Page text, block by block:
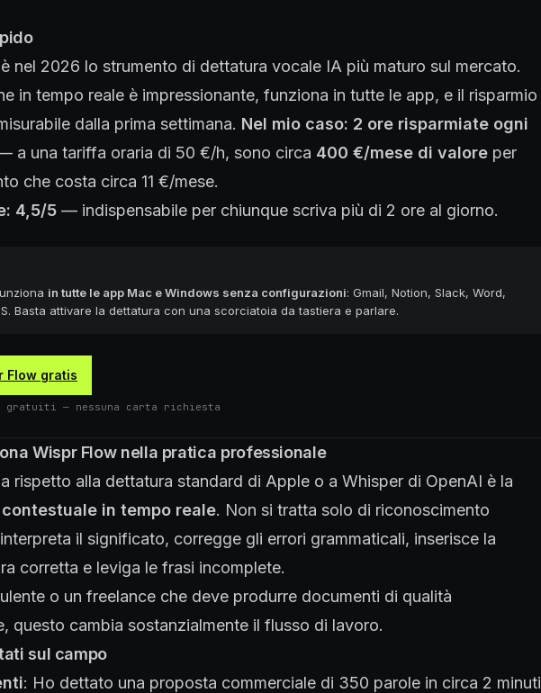
nel 2026 lo strumento di dettatura vocale IA più maturo sul mercato.
in tempo reale è impressionante, funziona in tutte le app, e il risparmio
dalla prima settimana. Nel mio caso: 2 ore risparmiate ogni
a una tariffa oraria di 50 €/h, sono circa 400 €/mese di valore per
che costa circa 11 €/mese.
4,5/5 — indispensabile per chiunque scriva più di 2 ore al giorno.
in tutte le app Mac e Windows senza configurazioni: Gmail, Notion, Slack, Word,
Basta attivare la dettatura con una scorciatoia da tastiera e parlare.
Flow gratis
gratuiti — nessuna carta richiesta
Wispr Flow nella pratica professionale
rispetto alla dettatura standard di Apple o a Whisper di OpenAI è la
in tempo reale. Non si tratta solo di riconoscimento
il significato, corregge gli errori grammaticali, inserisce la
corretta e leviga le frasi incomplete.
o un freelance che deve produrre documenti di qualità
questo cambia sostanzialmente il flusso di lavoro.
sul campo
: Ho dettato una proposta commerciale di 350 parole in circa 2 minuti